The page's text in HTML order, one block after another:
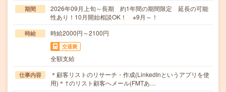
期間
2026年09月上旬～長期 約1年間の期間限定 延長の可能
性あり！10月開始相談OK！ ※9月～！
時給 時給2000円～2100円
交通費
全額支給
仕事内容
＊顧客リストのリサーチ・作成(LinkedInというアプリを使
用)＊↑のリスト顧客へメール(FMTあ…